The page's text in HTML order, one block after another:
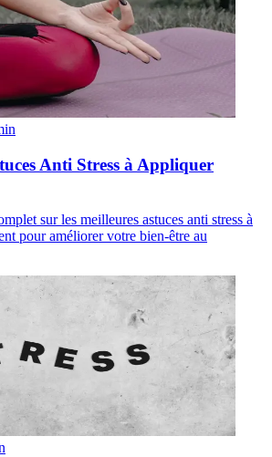
Anti Stress à Appliquer
sur les meilleures astuces anti stress à
pour améliorer votre bien-être au